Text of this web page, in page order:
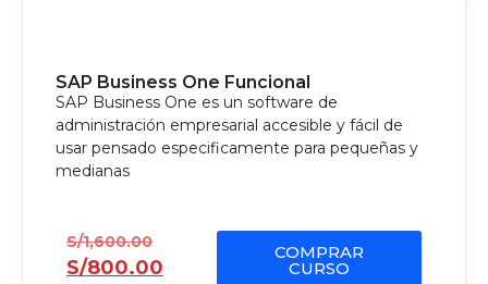
SAP Business One Funcional
SAP Business One es un software de
administración empresarial accesible y fácil de
usar pensado especificamente para pequeñas y
medianas
S/1,600.00
S/800.00
COMPRAR
CURSO